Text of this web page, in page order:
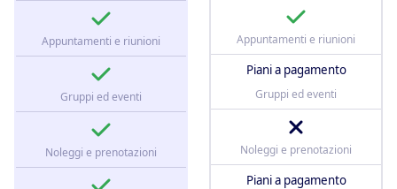
Appuntamenti e riunioni
Gruppi ed eventi
Noleggi e prenotazioni
Appuntamenti e riunioni
Piani a pagamento
Gruppi ed eventi
Noleggi e prenotazioni
Piani a pagamento